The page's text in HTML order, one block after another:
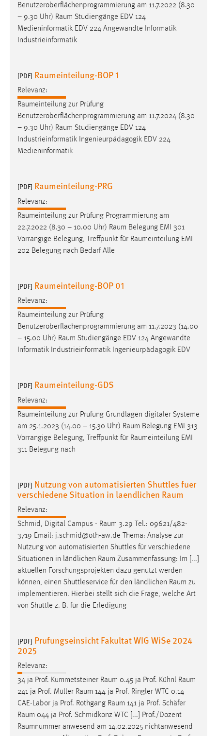
Benutzeroberflächenprogrammierung am 11.7.2022 (8.30
– 9.30 Uhr) Raum Studiengänge EDV 124
Medieninformatik EDV 224 Angewandte Informatik
Industrieinformatik
[PDF] Raumeinteilung-BOP 1
Relevanz:
Raumeinteilung zur Prüfung
Benutzeroberflächenprogrammierung am 11.7.2024 (8.30
– 9.30 Uhr) Raum Studiengänge EDV 124
Industrieinformatik Ingenieurpädagogik EDV 224
Medieninformatik
[PDF] Raumeinteilung-PRG
Relevanz:
Raumeinteilung zur Prüfung Programmierung am
22.7.2022 (8.30 – 10.00 Uhr) Raum Belegung EMI 301
Vorrangige Belegung, Treffpunkt für Raumeinteilung EMI
202 Belegung nach Bedarf Alle
[PDF] Raumeinteilung-BOP 01
Relevanz:
Raumeinteilung zur Prüfung
Benutzeroberflächenprogrammierung am 11.7.2023 (14.00
– 15.00 Uhr) Raum Studiengänge EDV 124 Angewandte
Informatik Industrieinformatik Ingenieurpädagogik EDV
[PDF] Raumeinteilung-GDS
Relevanz:
Raumeinteilung zur Prüfung Grundlagen digitaler Systeme
am 25.1.2023 (14.00 – 15.30 Uhr) Raum Belegung EMI 313
Vorrangige Belegung, Treffpunkt für Raumeinteilung EMI
311 Belegung nach
[PDF] Nutzung von automatisierten Shuttles fuer
verschiedene Situation in laendlichen Raum
Relevanz:
Schmid, Digital Campus - Raum 3.29 Tel.: 09621/482-
3719 Email: j.schmid@oth-aw.de Thema: Analyse zur
Nutzung von automatisierten Shuttles für verschiedene
Situationen in ländlichen Raum Zusammenfassung: Im [...]
aktuellen Forschungsprojekten dazu genutzt werden
können, einen Shuttleservice für den ländlichen Raum zu
implementieren. Hierbei stellt sich die Frage, welche Art
von Shuttle z. B. für die Erledigung
[PDF] Prufungseinsicht Fakultat WIG WiSe 2024
2025
Relevanz:
34 ja Prof. Kummetsteiner Raum 0.45 ja Prof. Kühnl Raum
241 ja Prof. Müller Raum 144 ja Prof. Ringler WTC 0.14
CAE-Labor ja Prof. Rothgang Raum 141 ja Prof. Schäfer
Raum 044 ja Prof. Schmidkonz WTC [...] Prof./Dozent
Raumnummer anwesend am 14.02.2025 nichtanwesend
5e9dbeb1811c0446 = Sitzungslaufzeit, mibew_locale = 3
Jahre, MIBEW_UserID = 1 Jahr
Login
fe_user, be_user, be_lastLoginProvider
Zweck:
Dieser Cookie ist notwendig um sich an der Website
einloggen zu können.
Cookie Laufzeit:
24 Stunden
STATISTIK
Diese Informationen helfen uns zu verstehen, wie
unsere Besucher unsere Website nutzen.
Matomo
Zweck:
Zugriffsstatistik
Cookie Laufzeit:
Max. 13 Monate
Marketing Cookies werden von Drittanbietern
Sie tun dies, indem sie Besucher über Websites
hinweg verfolgen.
Google Ads
Anbieter:
Google Ireland Limited
Zweck:
Conversion-Tracking
Cookie Laufzeit:
3 Monate
Facebook Pixel
Name:
Facebook
Zweck:
Conversion-Tracking
Cookie Laufzeit:
3 Monate